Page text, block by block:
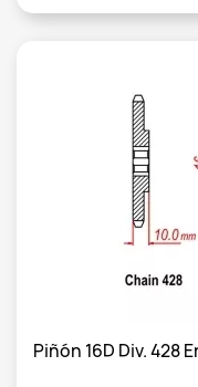
Piñón 16D Div. 428